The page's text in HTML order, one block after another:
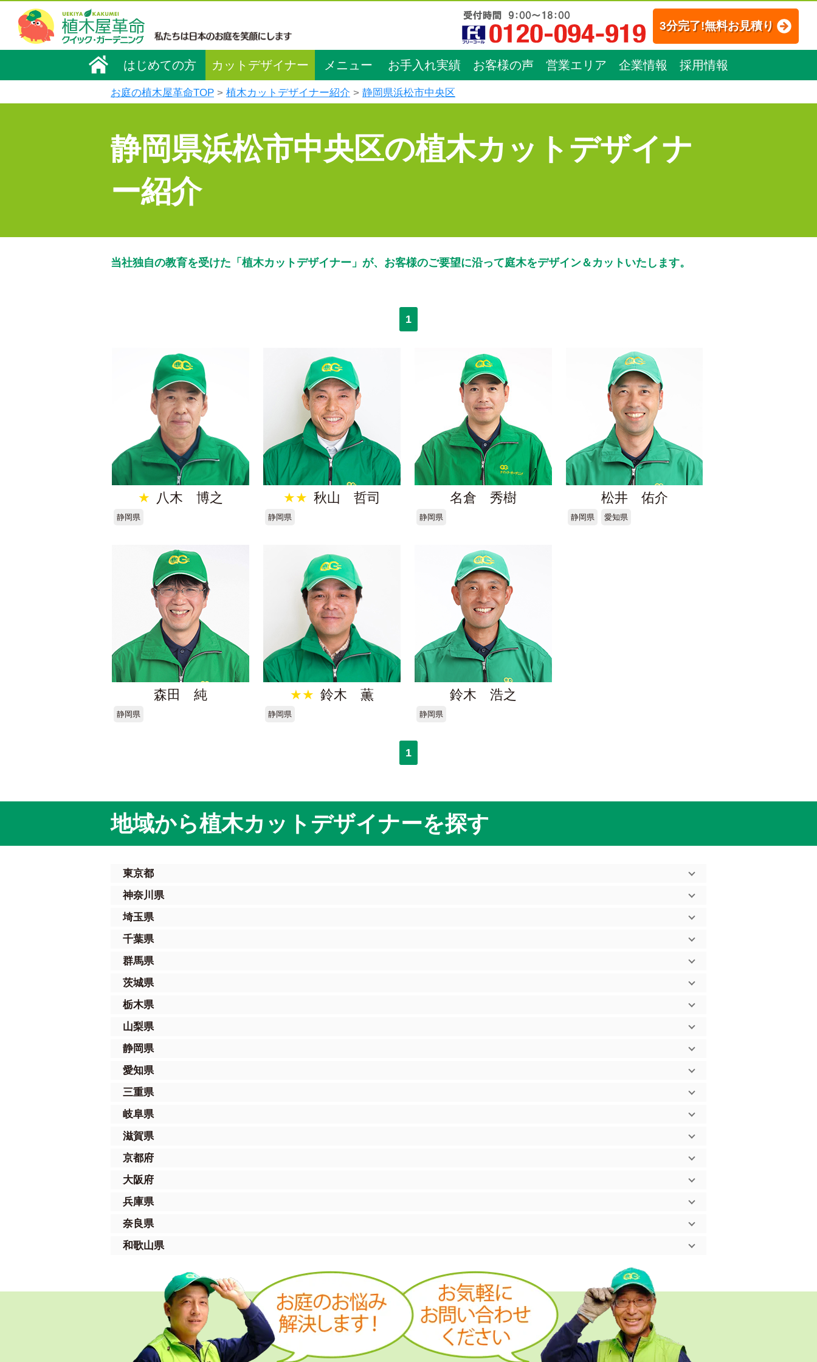
3分完了!無料お見積り
はじめての方 カットデザイナー メニュー お手入れ実績 お客様の声 営業エリア 企業情報 採用情報
お庭の植木屋革命TOP 植木カットデザイナー紹介 静岡県浜松市中央区
静岡県浜松市中央区の植木カットデザイナ
ー紹介
当社独自の教育を受けた「植木カットデザイナー」が、お客様のご要望に沿って庭木をデザイン＆カットいたします。
1
★ 八木 博之
静岡県
★★ 秋山 哲司
静岡県
名倉 秀樹
静岡県
松井 佑介
静岡県 愛知県
森田 純
静岡県
★★ 鈴木 薫
静岡県
鈴木 浩之
静岡県
1
地域から植木カットデザイナーを探す
東京都
神奈川県
埼玉県
千葉県
群馬県
茨城県
栃木県
山梨県
静岡県
愛知県
三重県
岐阜県
滋賀県
京都府
大阪府
兵庫県
奈良県
和歌山県